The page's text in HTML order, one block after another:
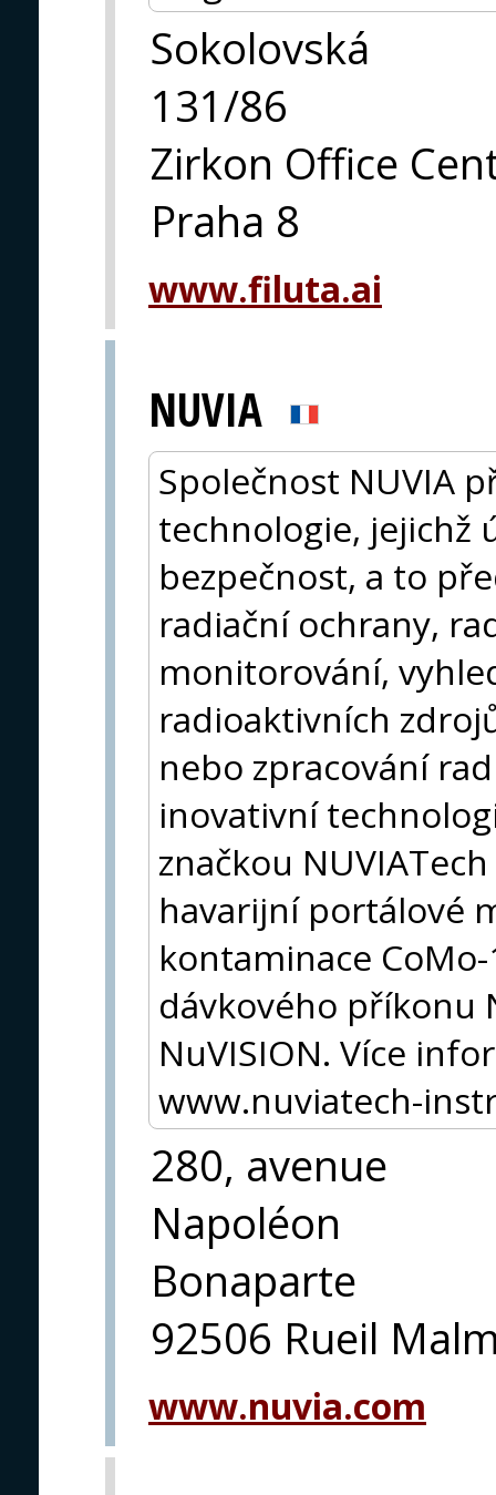
Sokolovská
131/86
Zirkon Office
Praha 8
www.filuta.ai
NUVIA
Společnost NUVIA
technologie, jejichž
bezpečnost, a to
radiační ochrany,
monitorování,
radioaktivních
nebo zpracování
inovativní
značkou
havarijní portálové
kontaminace
dávkového příkonu
NuVISION. Více
www.nuviatech-
280, avenue
Napoléon
Bonaparte
92506 Rueil
www.nuvia.com